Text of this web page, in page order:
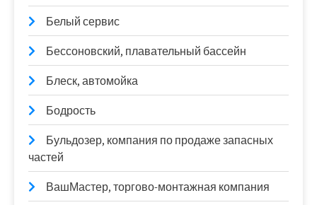
Белый сервис
Бессоновский, плавательный бассейн
Блеск, автомойка
Бодрость
Бульдозер, компания по продаже запасных
частей
ВашМастер, торгово-монтажная компания